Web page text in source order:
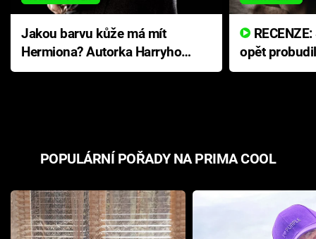
Jakou barvu kůže má mít
Hermiona? Autorka Harryho
Pottera přišla s ráznou
opět
přichází s
POPULÁRNÍ POŘADY NA PRIMA COOL